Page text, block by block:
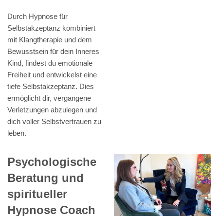
Durch Hypnose für
Selbstakzeptanz kombiniert
mit Klangtherapie und dem
Bewusstsein für dein Inneres
Kind, findest du emotionale
Freiheit und entwickelst eine
tiefe Selbstakzeptanz. Dies
ermöglicht dir, vergangene
Verletzungen abzulegen und
dich voller Selbstvertrauen zu
leben.
Psychologische
Beratung und
spiritueller
Hypnose Coach